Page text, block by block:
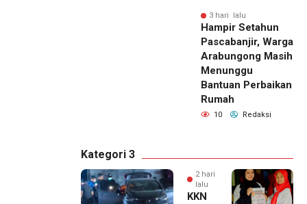
3 hari lalu
Hampir Setahun
Pascabanjir, Warga
Arabungong Masih
Menunggu
Bantuan Perbaikan
Rumah
10 Redaksi
Kategori 3
2 hari
lalu
KKN